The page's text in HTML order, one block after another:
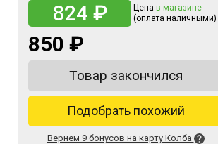
824 ₽ Цена в магазине
(оплата наличными)
850 ₽
Товар закончился
Подобрать похожий
Вернем 9 бонусов на карту Колба